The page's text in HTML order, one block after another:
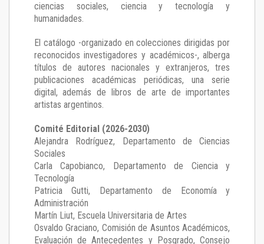
ciencias sociales, ciencia y tecnología y
humanidades.
El catálogo -organizado en colecciones dirigidas por
reconocidos investigadores y académicos-, alberga
títulos de autores nacionales y extranjeros, tres
publicaciones académicas periódicas, una serie
digital, además de libros de arte de importantes
artistas argentinos.
Comité Editorial (2026-2030)
Alejandra Rodríguez, Departamento de Ciencias
Sociales
Carla Capobianco, Departamento de Ciencia y
Tecnología
Patricia Gutti, Departamento de Economía y
Administración
Martín Liut, Escuela Universitaria de Artes
Osvaldo Graciano, Comisión de Asuntos Académicos,
Evaluación de Antecedentes y Posgrado, Consejo